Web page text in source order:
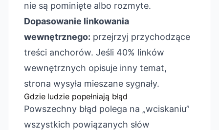
nie są pominięte albo rozmyte.
Dopasowanie linkowania
wewnętrznego: przejrzyj przychodzące
treści anchorów. Jeśli 40% linków
wewnętrznych opisuje inny temat,
strona wysyła mieszane sygnały.
Gdzie ludzie popełniają błąd
Powszechny błąd polega na „wciskaniu”
wszystkich powiązanych słów